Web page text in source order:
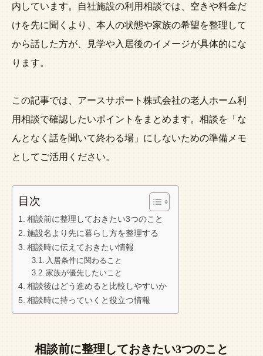
内しています。自社施設の利用相談では、空きや料金だ
けを先に聞くより、本人の状態や家族の希望を整理して
から話した方が、見学や入居後のイメージが具体的にな
ります。
この記事では、アースサポート株式会社の老人ホーム利
用相談で確認したいポイントをまとめます。相談を「な
んとなく話を聞いて終わる場」にしないための準備メモ
としてご活用ください。
目次
相談前に整理しておきたい3つのこと
施設名より先に暮らし方を整理する
相談時に伝えておきたい情報
入居条件に関わること
家族が優先したいこと
相談後はどう進めると比較しやすいか
相談時に持っていくと役立つ情報
相談前に整理しておきたい3つのこと